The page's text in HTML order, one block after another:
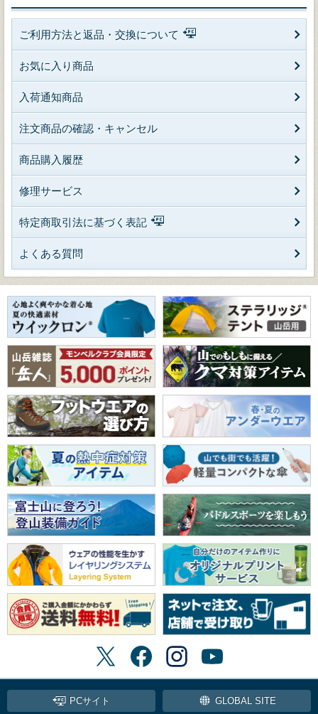
ご利用方法と返品・交換について
お気に入り商品
入荷通知商品
注文商品の確認・キャンセル
商品購入履歴
修理サービス
特定商取引法に基づく表記
よくある質問
PCサイト GLOBAL SITE